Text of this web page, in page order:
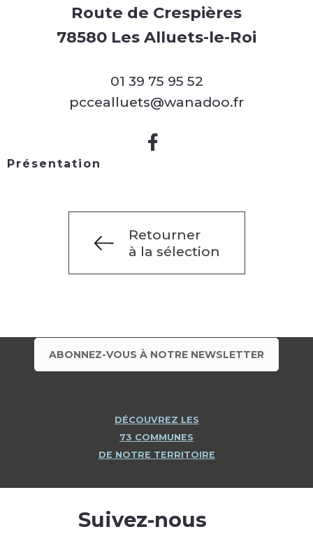
Route de Crespières
78580 Les Alluets-le-Roi
01 39 75 95 52
pccealluets@wanadoo.fr
Présentation
Retourner
à la sélection
ABONNEZ-VOUS À NOTRE NEWSLETTER
DÉCOUVREZ LES
73 COMMUNES
DE NOTRE TERRITOIRE
Suivez-nous